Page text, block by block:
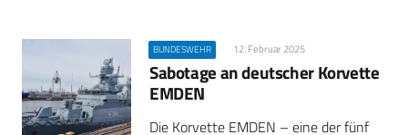
BUNDESWEHR 12. Februar 2025
Sabotage an deutscher Korvette
EMDEN
Die Korvette EMDEN – eine der fünf